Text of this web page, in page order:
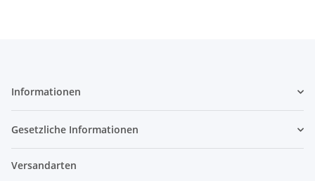
Informationen
Gesetzliche Informationen
Versandarten